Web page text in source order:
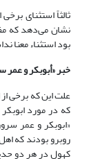
ثالثاً استثنای برخی افراد
نشان می‌دهد که
بود استثناء معنا
خبر «أبوبکر و عمر
علت این که برخی
که در مورد
«ابوبکر و عمر
روبرو بودند که
کهول در هر دو